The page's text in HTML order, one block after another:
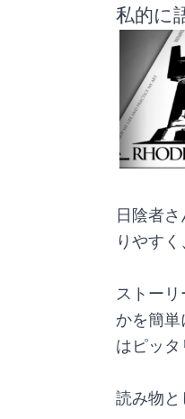
私的に
日陰者
りやす
ストー
かを簡
はピッタ
読み物と